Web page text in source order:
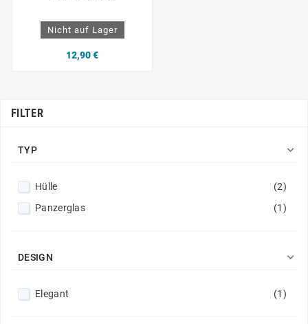
Nicht auf Lager
12,90 €
FILTER
TYP 
Hülle
(2)
Panzerglas
(1)
DESIGN 
Elegant (1)